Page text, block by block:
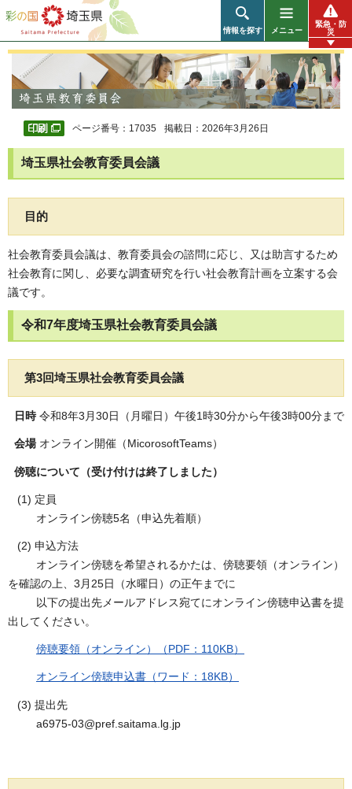
彩の国 埼玉県
情報を探す メニュー
緊急・防
災
ページ番号：17035 掲載日：2026年3月26日
埼玉県社会教育委員会議
目的
社会教育委員会議は、教育委員会の諮問に応じ、又は助言するため
社会教育に関し、必要な調査研究を行い社会教育計画を立案する会
議です。
令和7年度埼玉県社会教育委員会議
第3回埼玉県社会教育委員会議
日時令和8年3月30日（月曜日）午後1時30分から午後3時00分まで
会場オンライン開催（MicorosoftTeams）
傍聴について（受け付けは終了しました）
(1) 定員
オンライン傍聴5名（申込先着順）
(2) 申込方法
オンライン傍聴を希望されるかたは、傍聴要領（オンライン）
を確認の上、3月25日（水曜日）の正午までに
以下の提出先メールアドレス宛てにオンライン傍聴申込書を提
出してください。
傍聴要領（オンライン）（PDF：110KB）
オンライン傍聴申込書（ワード：18KB）
(3) 提出先
a6975-03@pref.saitama.lg.jp